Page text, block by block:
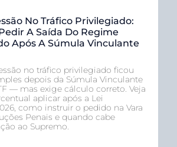
No Tráfico Privilegiado:
A Saída Do Regime
Após A Súmula Vinculante
no tráfico privilegiado ficou
depois da Súmula Vinculante
— mas exige cálculo correto. Veja
aplicar após a Lei
como instruir o pedido na Vara
Penais e quando cabe
ao Supremo.